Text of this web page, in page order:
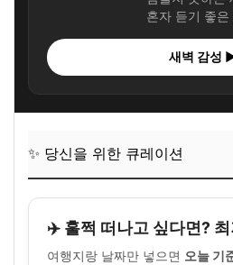
혼자 듣기 좋은
새벽 감성
✨ 당신을 위한 큐레이션
✈️ 훌쩍 떠나고 싶다면? 최
여행지랑 날짜만 넣으면 오늘 기